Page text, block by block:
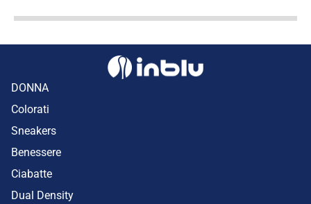
DONNA
Colorati
Sneakers
Benessere
Ciabatte
Dual Density